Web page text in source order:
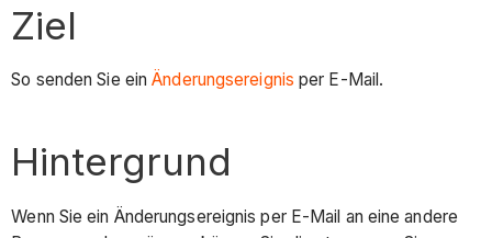
Ziel
So senden Sie einÄnderungsereignis per E-Mail.
Hintergrund
Wenn Sie ein Änderungsereignis per E-Mail an eine andere